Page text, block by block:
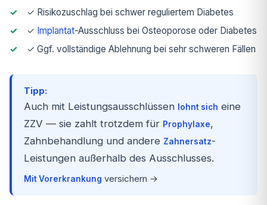
✓ Risikozuschlag bei schwer reguliertem Diabetes
✓ Implantat-Ausschluss bei Osteoporose oder Diabetes
✓ Ggf. vollständige Ablehnung bei sehr schweren Fällen
Tipp:
Auch mit Leistungsausschlüssen lohnt sich eine
ZZV — sie zahlt trotzdem für Prophylaxe,
Zahnbehandlung und andere Zahnersatz-
Leistungen außerhalb des Ausschlusses.
MitVorerkrankung versichern →